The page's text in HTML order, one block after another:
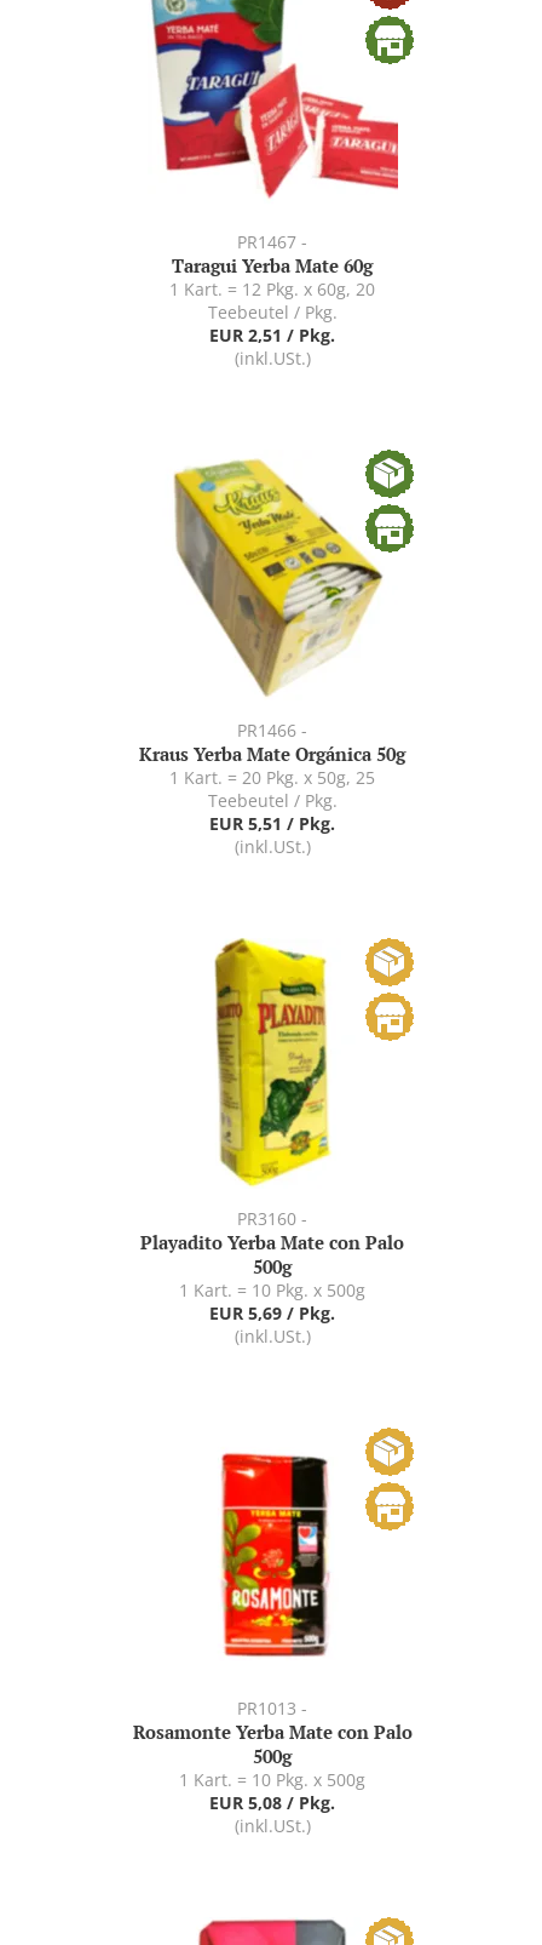
PR1467 -
Taragui Yerba Mate 60g
1 Kart. = 12 Pkg. x 60g, 20
Teebeutel / Pkg.
EUR 2,51 / Pkg.
(inkl.USt.)
PR1466 -
Kraus Yerba Mate Orgánica 50g
1 Kart. = 20 Pkg. x 50g, 25
Teebeutel / Pkg.
EUR 5,51 / Pkg.
(inkl.USt.)
PR3160 -
Playadito Yerba Mate con Palo
500g
1 Kart. = 10 Pkg. x 500g
EUR 5,69 / Pkg.
(inkl.USt.)
PR1013 -
Rosamonte Yerba Mate con Palo
500g
1 Kart. = 10 Pkg. x 500g
EUR 5,08 / Pkg.
(inkl.USt.)